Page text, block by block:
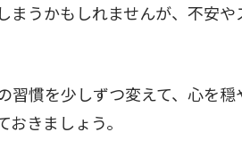
まうかもしれませんが、不安
習慣を少しずつ変えて、心を
きましょう。